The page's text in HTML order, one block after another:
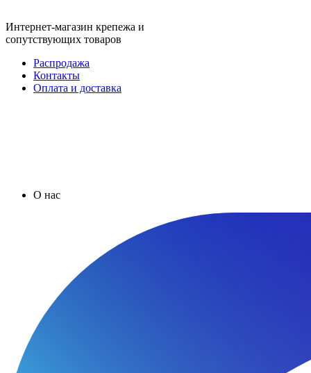
Интернет-магазин крепежа и
сопутствующих товаров
Распродажа
Контакты
Оплата и доставка
О нас